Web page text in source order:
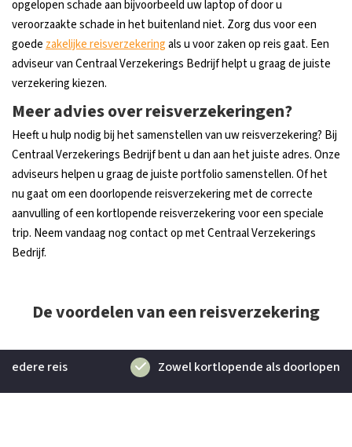
opgelopen schade aan bijvoorbeeld uw laptop of door u
veroorzaakte schade in het buitenland niet. Zorg dus voor een
goede zakelijke reisverzekeringals u voor zaken op reis gaat. Een
adviseur van Centraal Verzekerings Bedrijf helpt u graag de juiste
verzekering kiezen.
Meer advies over reisverzekeringen?
Heeft u hulp nodig bij het samenstellen van uw reisverzekering? Bij
Centraal Verzekerings Bedrijf bent u dan aan het juiste adres. Onze
adviseurs helpen u graag de juiste portfolio samenstellen. Of het
nu gaat om een doorlopende reisverzekering met de correcte
aanvulling of een kortlopende reisverzekering voor een speciale
trip. Neem vandaag nog contact op met Centraal Verzekerings
Bedrijf.
De voordelen van een reisverzekering
Zowel kortlopende als doorlopende verzekeringen